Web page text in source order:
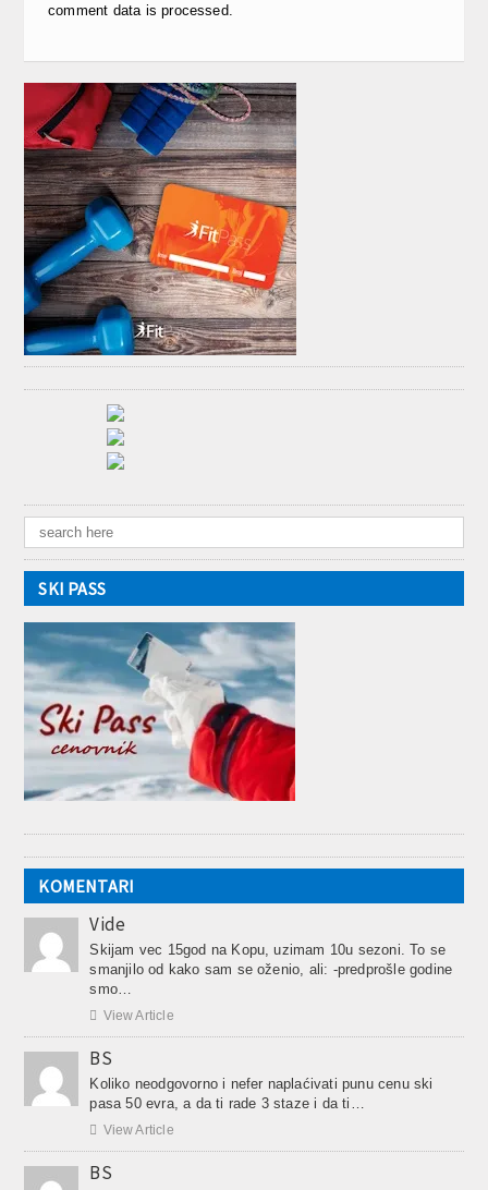
comment data is processed.
SKI PASS
KOMENTARI
Vide
Skijam vec 15god na Kopu, uzimam 10u sezoni. To se
smanjilo od kako sam se oženio, ali: -predprošle godine
smo…
 View Article
BS
Koliko neodgovorno i nefer naplaćivati punu cenu ski
pasa 50 evra, a da ti rade 3 staze i da ti…
 View Article
BS